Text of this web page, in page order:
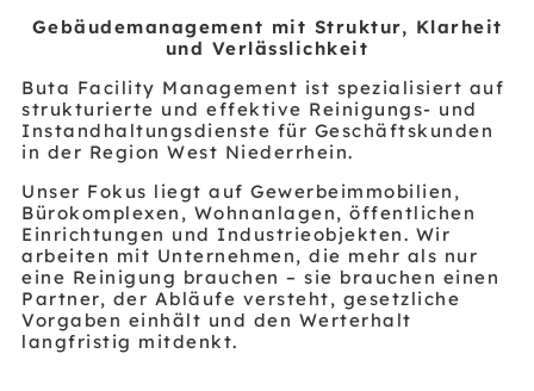
Gebäudemanagement mit Struktur, Klarheit
und Verlässlichkeit
Buta Facility Management ist spezialisiert auf
strukturierte und effektive Reinigungs- und
Instandhaltungsdienste für Geschäftskunden
in der Region West Niederrhein.
Unser Fokus liegt auf Gewerbeimmobilien,
Bürokomplexen, Wohnanlagen, öffentlichen
Einrichtungen und Industrieobjekten. Wir
arbeiten mit Unternehmen, die mehr als nur
eine Reinigung brauchen – sie brauchen einen
Partner, der Abläufe versteht, gesetzliche
Vorgaben einhält und den Werterhalt
langfristig mitdenkt.